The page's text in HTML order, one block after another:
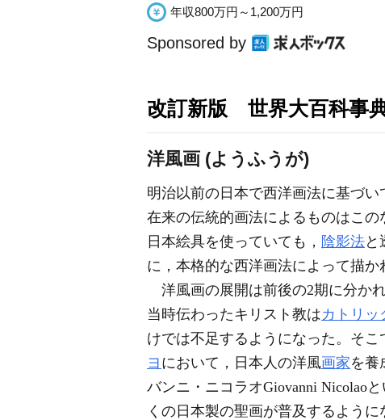
年収800万円～1,200万円
Sponsored by
改訂新版 世界大百科事
洋風画 (ようふうが)
明治以前の日本で西洋画法に基づい
在来の伝統的画法によるものはこ
日本絵具を使っていても， 陰影法と
に，本格的な西洋画法によって描か
洋風画の展開は前後の2期に分か
当時伝わったキリスト教はカトリッ
けでは不足するようになった。そ
ヨ において，日本人の洋風画家を養
バンニ・ニコラオGiovanni Nicolao
くの日本製の聖画が普及するよう